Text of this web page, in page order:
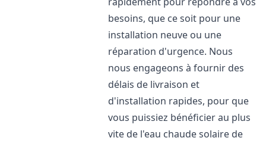
besoins, que ce soit pour une
installation neuve ou une
réparation d'urgence. Nous
nous engageons à fournir des
délais de livraison et
d'installation rapides, pour que
vous puissiez bénéficier au plus
vite de l'eau chaude solaire de